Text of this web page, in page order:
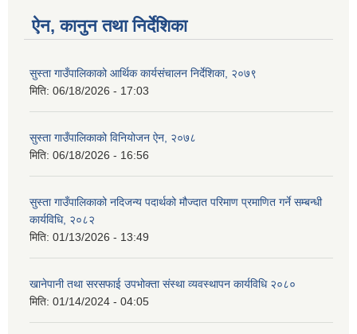
ऐन, कानुन तथा निर्देशिका
सुस्ता गाउँपालिकाको आर्थिक कार्यसंचालन निर्देशिका, २०७९
मिति: 06/18/2026 - 17:03
सुस्ता गाउँपालिकाको विनियोजन ऐन, २०७८
मिति: 06/18/2026 - 16:56
सुस्ता गाउँपालिकाको नदिजन्य पदार्थको मौज्दात परिमाण प्रमाणित गर्ने सम्बन्धी
कार्यविधि, २०८२
मिति: 01/13/2026 - 13:49
खानेपानी तथा सरसफाई उपभोक्ता संस्था व्यवस्थापन कार्यविधि २०८०
मिति: 01/14/2024 - 04:05